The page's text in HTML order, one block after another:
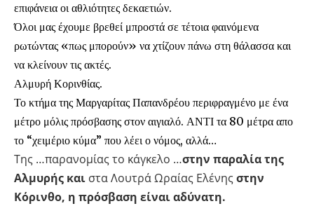
επιφάνεια οι αθλιότητες δεκαετιών.
Όλοι μας έχουμε βρεθεί μπροστά σε τέτοια φαινόμενα
ρωτώντας «πως μπορούν» να χτίζουν πάνω στη θάλασσα και
να κλείνουν τις ακτές.
Αλμυρή Κορινθίας.
Το κτήμα της Μαργαρίτας Παπανδρέου περιφραγμένο με ένα
μέτρο μόλις πρόσβασης στον αιγιαλό. ΑΝΤΙ τα 80 μέτρα απο
το “χειμέριο κύμα” που λέει ο νόμος, αλλά…
Της …παρανομίας το κάγκελο …στην παραλία της
Αλμυρής και στα Λουτρά Ωραίας Ελένης στην
Κόρινθο, η πρόσβαση είναι αδύνατη.